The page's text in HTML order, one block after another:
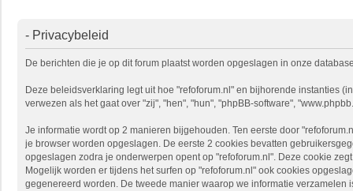
- Privacybeleid
De berichten die je op dit forum plaatst worden opgeslagen in onze
Deze beleidsverklaring legt uit hoe "refoforum.nl" en bijhorende instanties
verwezen als het gaat over "zij", "hen", "hun", "phpBB-software",
Je informatie wordt op 2 manieren bijgehouden. Ten eerste door
je browser worden opgeslagen. De eerste 2 cookies bevatten
opgeslagen zodra je onderwerpen opent op "refoforum.nl". Deze cookie
Mogelijk worden er tijdens het surfen op "refoforum.nl" ook cookies
gegenereerd worden. De tweede manier waarop we informatie